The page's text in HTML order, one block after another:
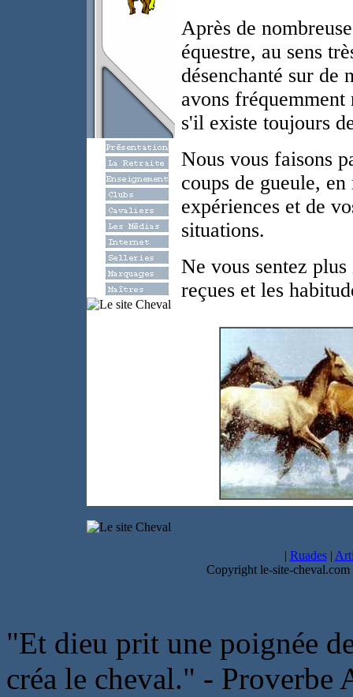
Après de
équestre, au sens
désenchanté sur de
avons fréquemment
s'il existe toujours
Nous vous faisons
coups de gueule,
expériences et de
situations.
Ne vous sentez
reçues et les
| Ruades|
Copyright le-site-
"Et dieu prit une poignée
créa le cheval." - Proverbe